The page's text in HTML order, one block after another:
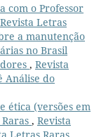
com o Professor
Revista Letras
a manutenção
no Brasil
, Revista
Análise do
ética (versões em
, Revista
Letras Raras